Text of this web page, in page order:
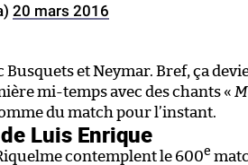
20 mars 2016
Busquets et Neymar. Bref, ça
mi-temps avec des chants «
du match pour l’instant.
Luis Enrique
contemplent le 600e